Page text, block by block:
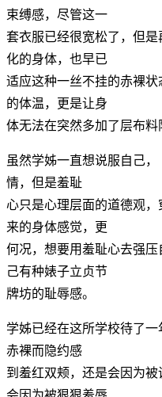
束缚感，尽管这一
套衣服已经很宽松了，但
化的身体，也早已
适应这种一丝不挂的赤裸
的体温，更是让身
体无法在突然多加了层布料
虽然学姊一直想说服自己
情，但是羞耻
心只是心理层面的道德观
来的身体感觉，更
何况，想要用羞耻心去强
己有种婊子立贞节
牌坊的耻辱感。
学姊已经在这所学校待了
赤裸而隐约感
到羞红双颊，还是会因为